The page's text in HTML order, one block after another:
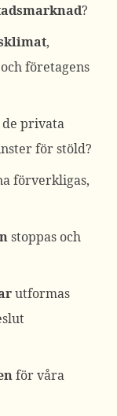
?
,
företagens
privata
för stöld?
förverkligas,
stoppas och
utformas
för våra